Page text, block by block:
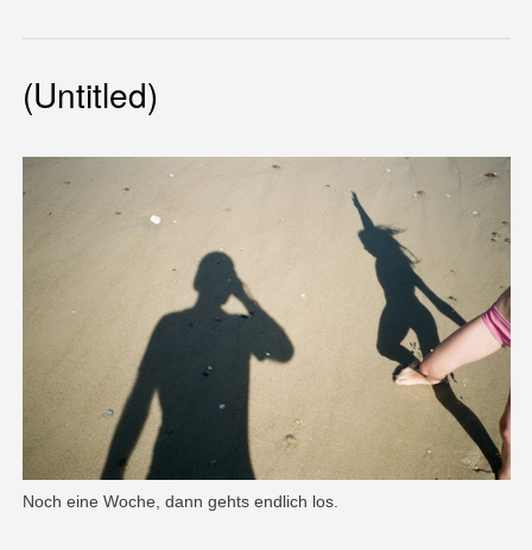
(Untitled)
Noch eine Woche, dann gehts endlich los.